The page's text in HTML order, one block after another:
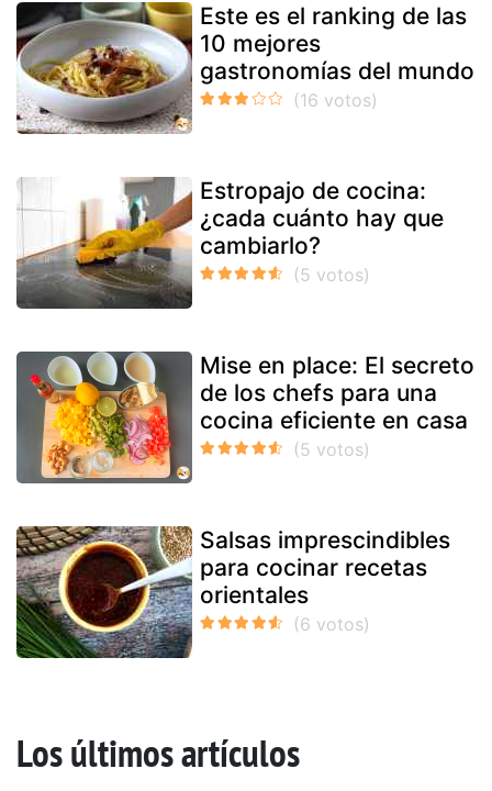
Este es el ranking de las
10 mejores
gastronomías del mundo
Estropajo de cocina:
¿cada cuánto hay que
cambiarlo?
Mise en place: El secreto
de los chefs para una
cocina eficiente en casa
Salsas imprescindibles
para cocinar recetas
orientales
Los últimos artículos